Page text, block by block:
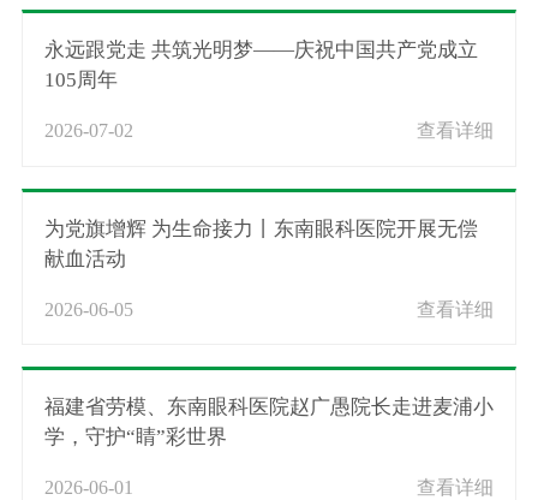
永远跟党走 共筑光明梦——庆祝中国共产党成立
105周年
2026-07-02 查看详细
为党旗增辉 为生命接力丨东南眼科医院开展无偿
献血活动
2026-06-05 查看详细
福建省劳模、东南眼科医院赵广愚院长走进麦浦小
学，守护“睛”彩世界
2026-06-01 查看详细